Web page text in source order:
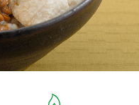
鍋用調味料
たれ